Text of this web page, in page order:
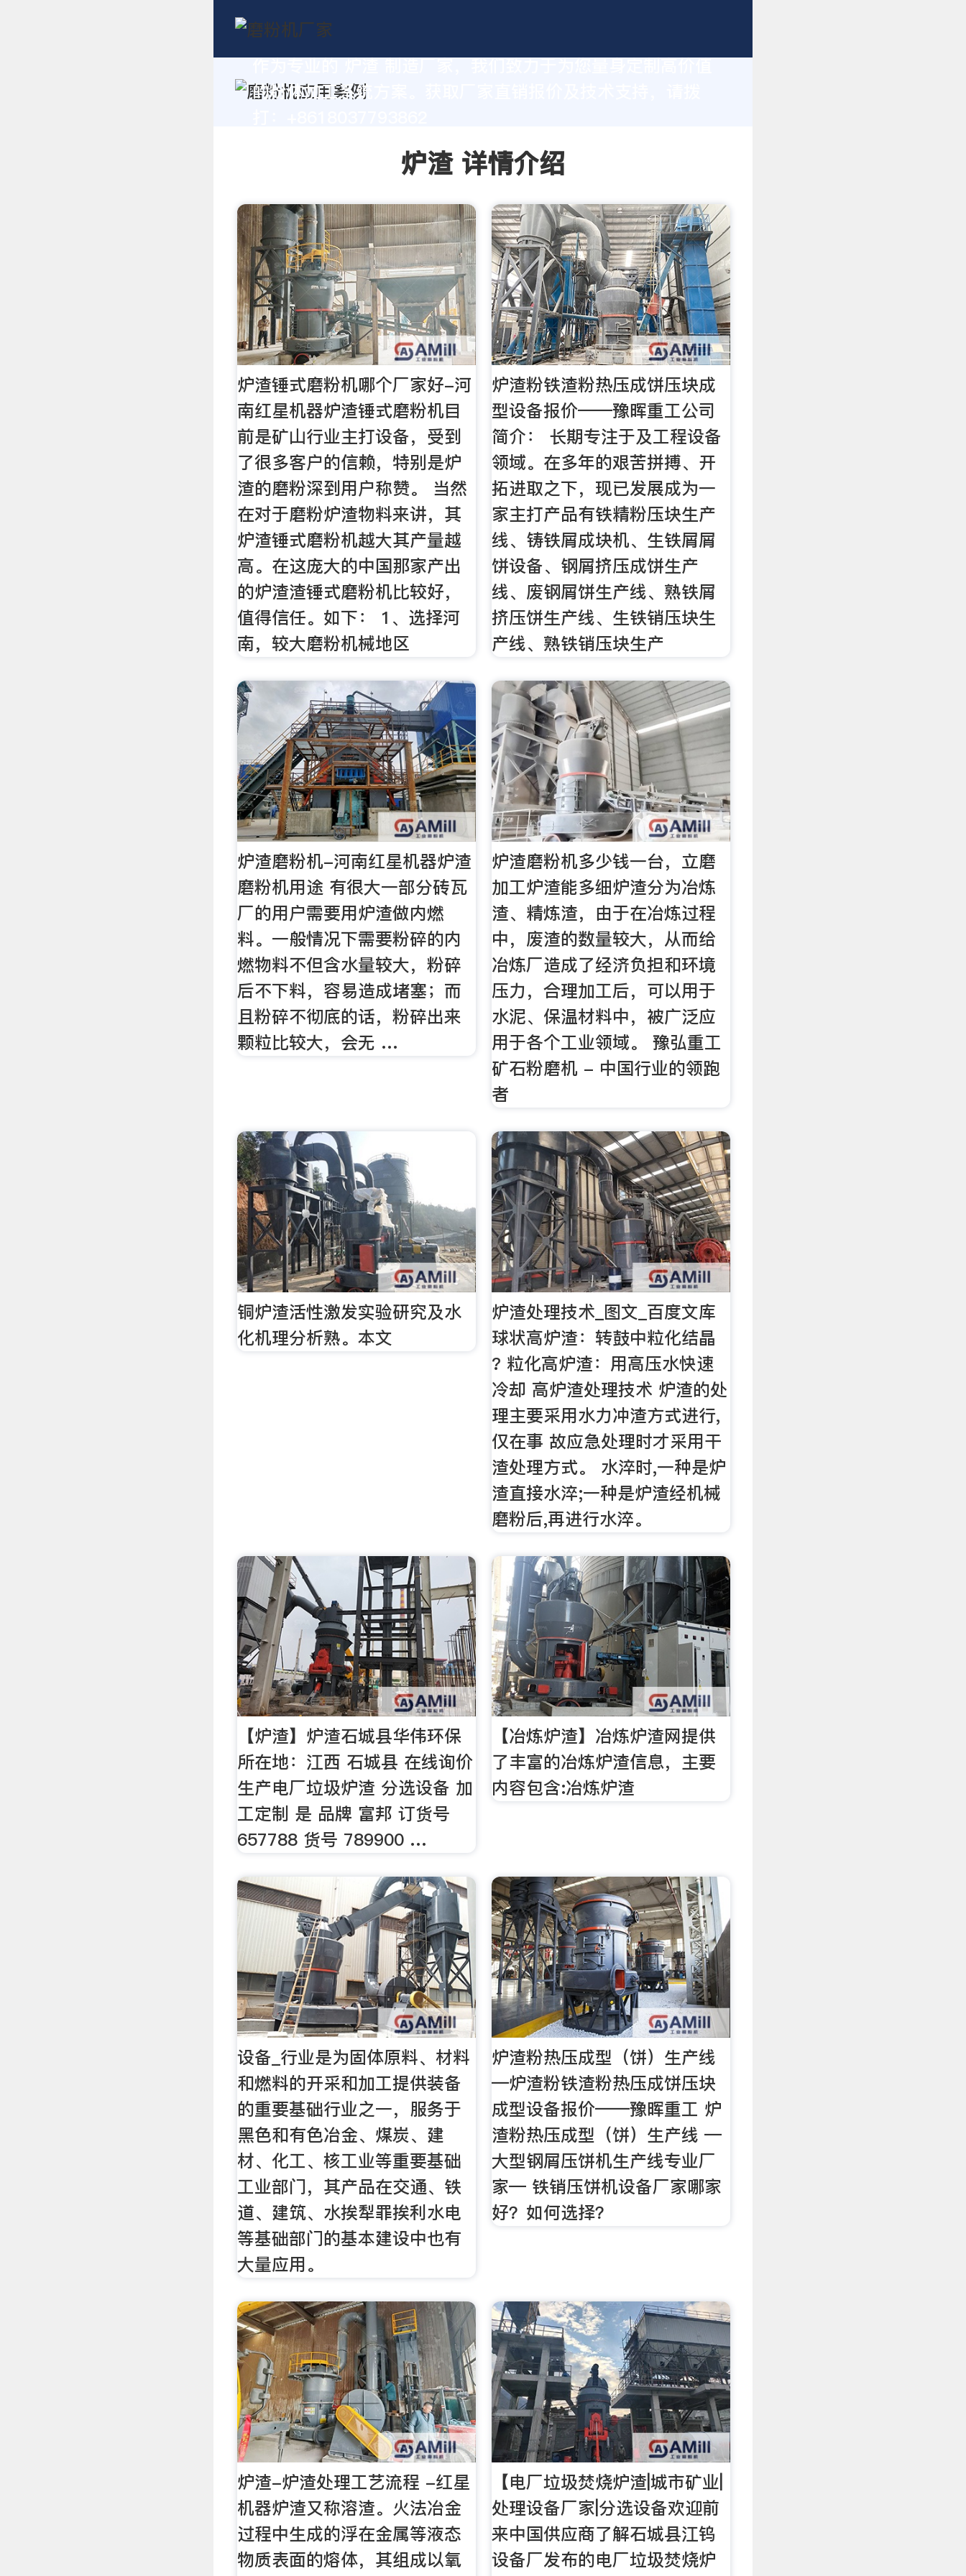
的粉体加工系统方案。获取厂家直销报价及技术支持，请拨
炉渣 详情介绍
炉渣锤式磨粉机哪个厂家好-河
南红星机器炉渣锤式磨粉机目
前是矿山行业主打设备，受到
了很多客户的信赖，特别是炉
渣的磨粉深到用户称赞。 当然
在对于磨粉炉渣物料来讲，其
炉渣锤式磨粉机越大其产量越
高。在这庞大的中国那家产出
的炉渣渣锤式磨粉机比较好，
值得信任。如下： 1、选择河
南，较大磨粉机械地区
炉渣粉铁渣粉热压成饼压块成
型设备报价——豫晖重工公司
简介： 长期专注于及工程设备
领域。在多年的艰苦拼搏、开
拓进取之下，现已发展成为一
家主打产品有铁精粉压块生产
线、铸铁屑成块机、生铁屑屑
饼设备、钢屑挤压成饼生产
线、废钢屑饼生产线、熟铁屑
挤压饼生产线、生铁销压块生
产线、熟铁销压块生产
炉渣磨粉机-河南红星机器炉渣
磨粉机用途 有很大一部分砖瓦
厂的用户需要用炉渣做内燃
料。一般情况下需要粉碎的内
燃物料不但含水量较大，粉碎
后不下料，容易造成堵塞；而
且粉碎不彻底的话，粉碎出来
颗粒比较大，会无 …
炉渣磨粉机多少钱一台，立磨
加工炉渣能多细炉渣分为冶炼
渣、精炼渣，由于在冶炼过程
中，废渣的数量较大，从而给
冶炼厂造成了经济负担和环境
压力，合理加工后，可以用于
水泥、保温材料中，被广泛应
用于各个工业领域。 豫弘重工
矿石粉磨机 - 中国行业的领跑
者
铜炉渣活性激发实验研究及水
化机理分析熟。本文
炉渣处理技术_图文_百度文库
球状高炉渣：转鼓中粒化结晶
? 粒化高炉渣：用高压水快速
冷却 高炉渣处理技术 炉渣的处
理主要采用水力冲渣方式进行,
仅在事 故应急处理时才采用干
渣处理方式。 水淬时,一种是炉
渣直接水淬;一种是炉渣经机械
磨粉后,再进行水淬。
【炉渣】炉渣石城县华伟环保
所在地：江西 石城县 在线询价
生产电厂垃圾炉渣 分选设备 加
工定制 是 品牌 富邦 订货号
657788 货号 789900 …
【冶炼炉渣】冶炼炉渣网提供
了丰富的冶炼炉渣信息，主要
内容包含:冶炼炉渣
设备_行业是为固体原料、材料
和燃料的开采和加工提供装备
的重要基础行业之一，服务于
黑色和有色冶金、煤炭、建
材、化工、核工业等重要基础
工业部门，其产品在交通、铁
道、建筑、水挨犁罪挨利水电
等基础部门的基本建设中也有
大量应用。
炉渣粉热压成型（饼）生产线
—炉渣粉铁渣粉热压成饼压块
成型设备报价——豫晖重工 炉
渣粉热压成型（饼）生产线 —
大型钢屑压饼机生产线专业厂
家— 铁销压饼机设备厂家哪家
好？如何选择？
炉渣-炉渣处理工艺流程 -红星
机器炉渣又称溶渣。火法冶金
过程中生成的浮在金属等液态
物质表面的熔体，其组成以氧
【电厂垃圾焚烧炉渣|城市矿业|
处理设备厂家|分选设备欢迎前
来中国供应商了解石城县江钨
设备厂发布的电厂垃圾焚烧炉